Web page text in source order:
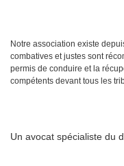
Notre association existe
combatives et justes sont
permis de conduire et la
compétents devant tous les
Un avocat spécialiste du